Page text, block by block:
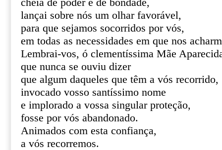
cheia de poder e de bondade,
lançai sobre nós um olhar favorável,
para que sejamos socorridos por vós,
em todas as necessidades em que nos
Lembrai-vos, ó clementíssima Mãe
que nunca se ouviu dizer
que algum daqueles que têm a vós recorrido,
invocado vosso santíssimo nome
e implorado a vossa singular proteção,
fosse por vós abandonado.
Animados com esta confiança,
a vós recorremos.